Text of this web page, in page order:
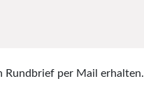
Rundbrief per Mail erhalten.